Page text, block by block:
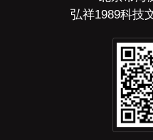
弘祥1989科技